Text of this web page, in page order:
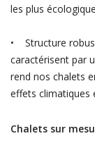
les plus
• Structure
caractérisent par
rend nos chalets
effets climatiques
Chalets sur